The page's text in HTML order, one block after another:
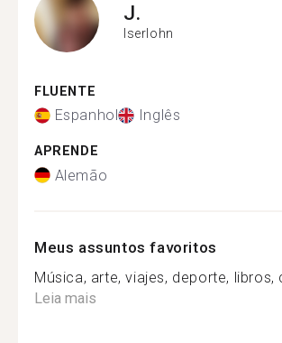
J.
Iserlohn
FLUENTE
Espanhol Inglês
APRENDE
Alemão
Meus assuntos favoritos
Música, arte, viajes, deporte, libros,
Leia mais